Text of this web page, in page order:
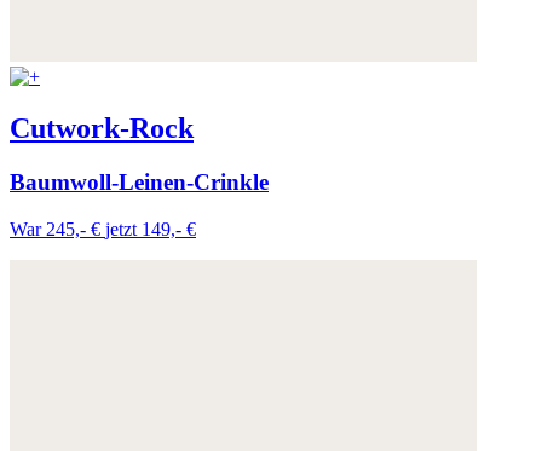
Cutwork-Rock
Baumwoll-Leinen-Crinkle
War 245,- € jetzt 149,- €